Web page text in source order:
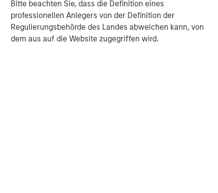
Bitte beachten Sie, dass die Definition eines
professionellen Anlegers von der Definition der
Regulierungsbehörde des Landes abweichen kann, von
dem aus auf die Website zugegriffen wird.
Morgan Stanley Expansion Capital specializes in equity
and credit investments in late-stage private companies
that operate in the technology, healthcare, consumer,